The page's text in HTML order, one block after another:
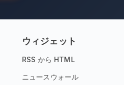
ウィジェット
RSS から HTML
ニュースウォール